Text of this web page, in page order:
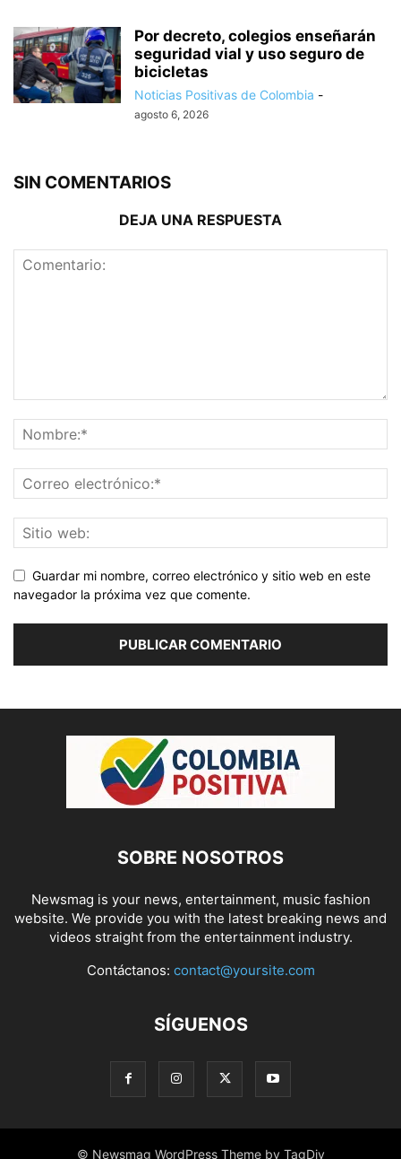
Por decreto, colegios enseñarán
seguridad vial y uso seguro de
bicicletas
Noticias Positivas de Colombia -
agosto 6, 2026
SIN COMENTARIOS
DEJA UNA RESPUESTA
Guardar mi nombre, correo electrónico y sitio web en este
navegador la próxima vez que comente.
SOBRE NOSOTROS
Newsmag is your news, entertainment, music fashion
website. We provide you with the latest breaking news and
videos straight from the entertainment industry.
Contáctanos: contact@yoursite.com
SÍGUENOS
© Newsmag WordPress Theme by TagDiv